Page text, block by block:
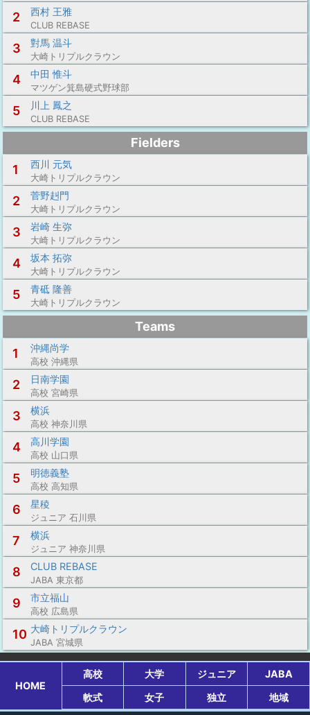
2 西村 王雅
CLUB REBASE
3 對馬 温斗
大崎トリプルクラウン
4 中田 惟斗
マツゲン箕島硬式野球部
5 川上 鳳之
CLUB REBASE
Fielders
1
西川 元気
大崎トリプルクラウン
2 菅野赳門
大崎トリプルクラウン
3 岩崎 生弥
大崎トリプルクラウン
4 坂本 拓弥
大崎トリプルクラウン
5 青砥 隆善
大崎トリプルクラウン
Teams
1
沖縄尚学
高校 沖縄県
2 日南学園
高校 宮崎県
3 横浜
高校 神奈川県
4 高川学園
高校 山口県
5 明徳義塾
高校 高知県
6 星稜
ジュニア 石川県
7 横浜
ジュニア 神奈川県
8 CLUB REBASE
JABA 東京都
9 市立福山
高校 広島県
10 大崎トリプルクラウン
JABA 宮城県
HOME
高校 大学 ジュニア
JABA
軟式
女子 独立 地域